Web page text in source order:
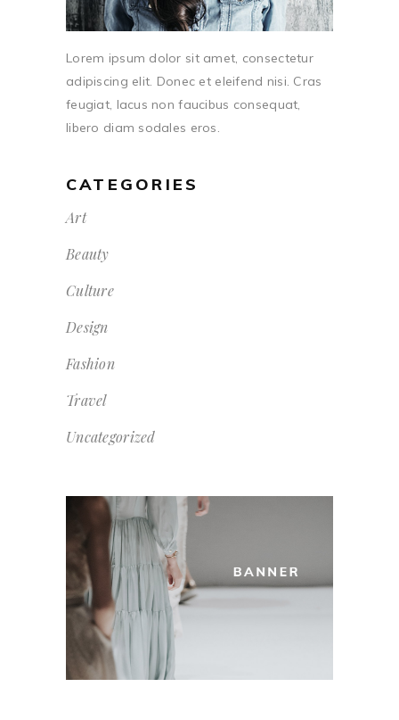
Lorem ipsum dolor sit amet, consectetur
adipiscing elit. Donec et eleifend nisi. Cras
feugiat, lacus non faucibus consequat,
libero diam sodales eros.
CATEGORIES
Art
Beauty
Culture
Design
Fashion
Travel
Uncategorized